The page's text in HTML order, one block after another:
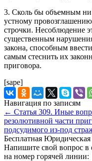
3. Сколь бы объемным
устному
строчки. Несоблюдение
существенным
закона, способным
самым стеснить их
приговора.
[sape]
Навигация по записям
← Статья 309. Иные
резолютивной части
подсудимого из-под
Бесплатная
Напишите свой вопрос в
на номер горячей линии: